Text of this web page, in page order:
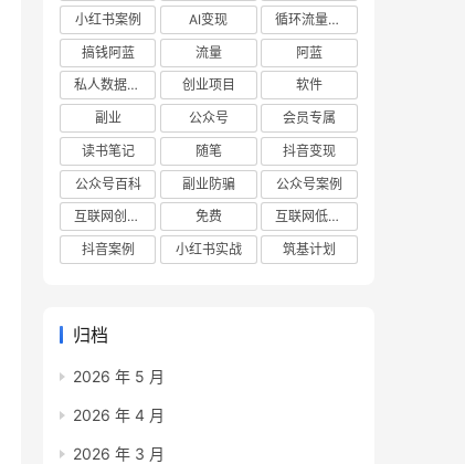
小红书案例
AI变现
循环流量实验室
搞钱阿蓝
流量
阿蓝
私人数据库项目
创业项目
软件
副业
公众号
会员专属
读书笔记
随笔
抖音变现
公众号百科
副业防骗
公众号案例
互联网创业项目
免费
互联网低成本创业项目
抖音案例
小红书实战 筑基计划
归档
2026 年 5 月
2026 年 4 月
2026 年 3 月